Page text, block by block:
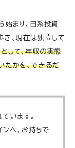
まり、日系投資
き、現在は独立して
して、年収の実態
たかを、できるだ
います。
へ、お持ちで